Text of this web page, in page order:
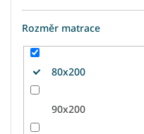
Rozměr matrace
80x200
90x200